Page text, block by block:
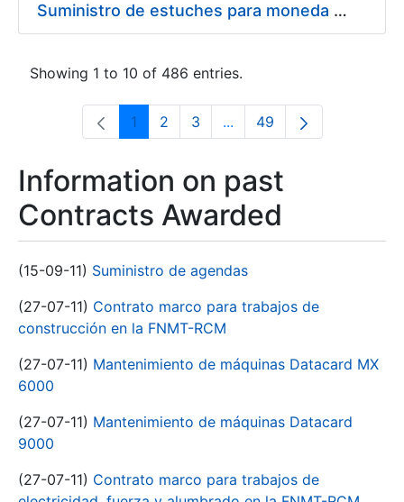
Suministro de estuches para moneda de 30 €
Showing 1 to 10 of 486 entries.
Page
1 Page
2 Page
3 ...Intermediate Pages Use
Page
49
Information on past
Contracts Awarded
(15-09-11) Suministro de agendas
(27-07-11) Contrato marco para trabajos de
construcción en la FNMT-RCM
(27-07-11) Mantenimiento de máquinas Datacard MX
6000
(27-07-11) Mantenimiento de máquinas Datacard
9000
(27-07-11) Contrato marco para trabajos de